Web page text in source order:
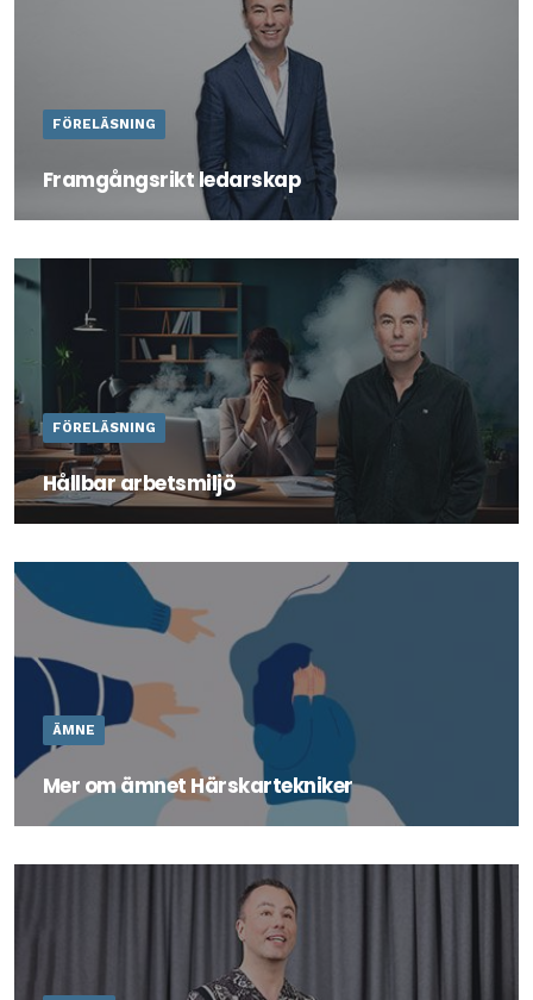
FÖRELÄSNING
Framgångsrikt ledarskap
Vad kännetecknar en bra ledare? Och vilket ledarskap
FÖRELÄSNING
Hållbar arbetsmiljö
du verktyg till att göra den hållbar.
ÄMNE
Mer om ämnet Härskartekniker
Läs mer om ämnet Härskartekniker här.